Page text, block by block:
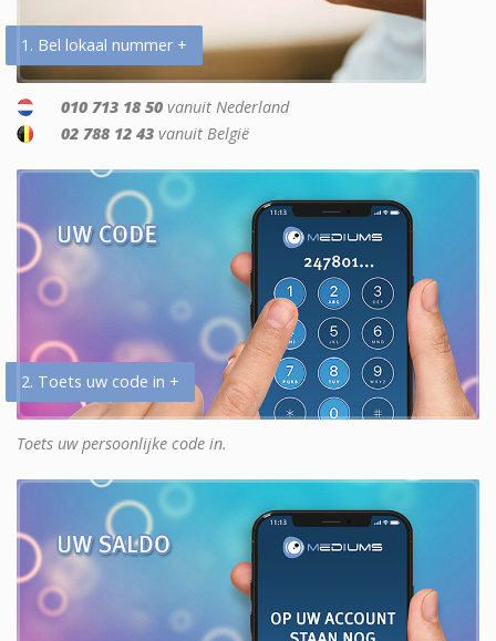
1. Bel lokaal nummer +
010 713 18 50 vanuit Nederland
02 788 12 43 vanuit België
2. Toets uw code in +
Toets uw persoonlijke code in.